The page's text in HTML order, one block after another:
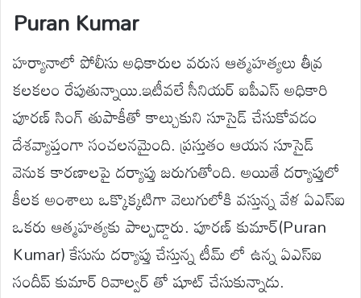
Puran Kumar
హర్యానాలో పోలీసు అధికారుల వరుస ఆత్మహత్యలు తీవ్ర
కలకలం రేపుతున్నాయి.ఇటీవలే సీనియర్ ఐపీఎస్ అధికారి
పూరణ్ సింగ్ తుపాకీతో కాల్చుకుని సూసైడ్ చేసుకోవడం
దేశవ్యాప్తంగా సంచలనమైంది. ప్రస్తుతం ఆయన సూసైడ్
వెనుక కారణాలపై దర్యాప్తు జరుగుతోంది. అయితే దర్యాప్తులో
కీలక అంశాలు ఒక్కొక్కటిగా వెలుగులోకి వస్తున్న వేళ ఏఎస్ఐ
ఒకరు ఆత్మహత్యకు పాల్పడ్డారు. పూరణ్ కుమార్(Puran
Kumar) కేసును దర్యాప్తు చేస్తున్న టీమ్ లో ఉన్న ఏఎస్ఐ
సందీప్ కుమార్ రివాల్వర్ తో షూట్ చేసుకున్నాడు.